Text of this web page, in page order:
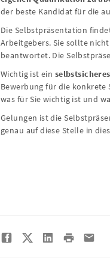
der beste Kandidat für die
Die Selbstpräsentation
Arbeitgebers. Sie sollte
beantwortet. Die
Wichtig ist ein
Bewerbung für die konkrete
was für Sie wichtig ist und
Gelungen ist die
genau auf diese Stelle in